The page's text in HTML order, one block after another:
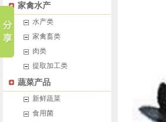
家禽水产
水产类
家禽畜类
肉类
提取加工类
蔬菜产品
新鲜蔬菜
食用菌